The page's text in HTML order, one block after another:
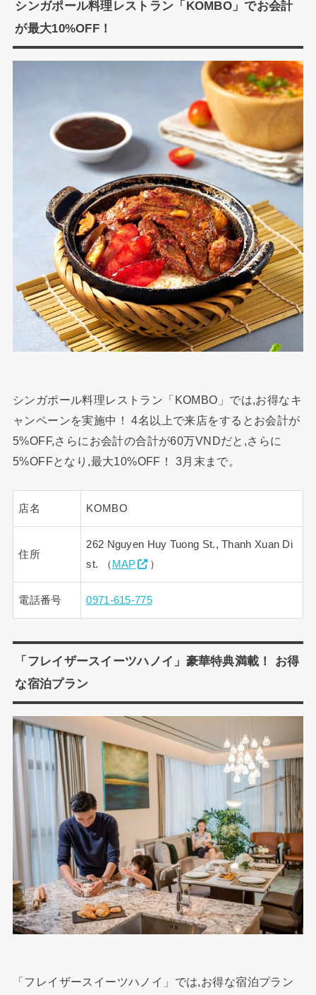
シンガポール料理レストラン「KOMBO」でお会計
が最大10%OFF！
シンガポール料理レストラン「KOMBO」では,お得なキ
ャンペーンを実施中！ 4名以上で来店をするとお会計が
5%OFF,さらにお会計の合計が60万VNDだと,さらに
5%OFFとなり,最大10%OFF！ 3月末まで。
店名 KOMBO
住所
262 Nguyen Huy Tuong St., Thanh Xuan Di
st. （ MAP ）
電話番号 0971-615-775
「フレイザースイーツハノイ」豪華特典満載！ お得
な宿泊プラン
「フレイザースイーツハノイ」では,お得な宿泊プラン